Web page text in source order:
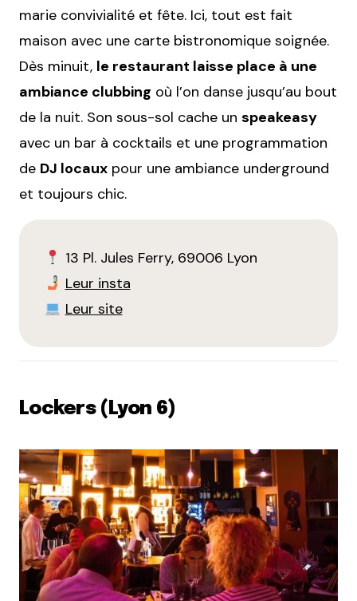
marie convivialité et fête. Ici, tout est fait
maison avec une carte bistronomique soignée.
Dès minuit, le restaurant laisse place à une
ambiance clubbing où l’on danse jusqu’au bout
de la nuit. Son sous-sol cache un speakeasy
avec un bar à cocktails et une programmation
de DJ locaux pour une ambiance underground
et toujours chic.
13 Pl. Jules Ferry, 69006 Lyon
Leur insta
Leur site
Lockers (Lyon 6)